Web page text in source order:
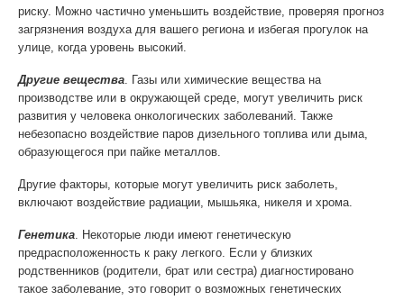
риску. Можно частично уменьшить воздействие, проверяя прогноз
загрязнения воздуха для вашего региона и избегая прогулок на
улице, когда уровень высокий.
Другие вещества. Газы или химические вещества на
производстве или в окружающей среде, могут увеличить риск
развития у человека онкологических заболеваний. Также
небезопасно воздействие паров дизельного топлива или дыма,
образующегося при пайке металлов.
Другие факторы, которые могут увеличить риск заболеть,
включают воздействие радиации, мышьяка, никеля и хрома.
Генетика. Некоторые люди имеют генетическую
предрасположенность к раку легкого. Если у близких
родственников (родители, брат или сестра) диагностировано
такое заболевание, это говорит о возможных генетических